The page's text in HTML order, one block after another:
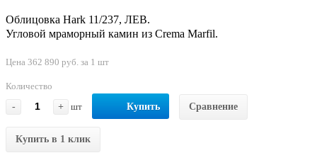
Облицовка Hark 11/237, ЛЕВ.
Угловой мраморный камин из Crema Marfil.
Цена 362 890 руб. за 1 шт
Количество
-
+ шт Купить Сравнение
Купить в 1 клик